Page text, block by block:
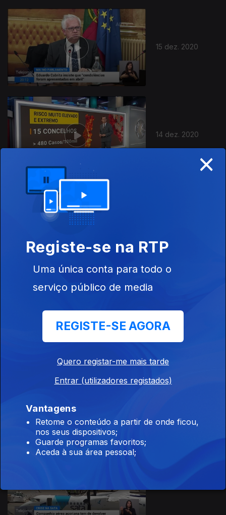
15 dez. 2020
14 dez. 2020
12 dez. 2020
×
Registe-se na RTP
Uma única conta para todo o
serviço público de media
REGISTE-SE AGORA
Quero registar-me mais tarde
Entrar (utilizadores registados)
Vantagens
Retome o conteúdo a partir de onde ficou,
nos seus dispositivos;
Guarde programas favoritos;
Aceda à sua área pessoal;